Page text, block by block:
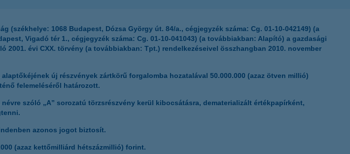
K&H SZÉP Kártya
1068 Budapest, Dózsa György út. 84/a., cégjegyzék száma: Cg. 01-10-042149) (a
Vigadó tér 1., cégjegyzék száma: Cg. 01-10-041043) (a továbbiakban: Alapító) a gazdasági
évi CXX. törvény (a továbbiakban: Tpt.) rendelkezéseivel összhangban 2010. november
új részvények zártkörű forgalomba hozatalával 50.000.000 (azaz ötven millió)
felemeléséről határozott.
szóló „A” sorozatú törzsrészvény kerül kibocsátásra, dematerializált értékpapírként,
azonos jogot biztosít.
(azaz kettőmilliárd hétszázmillió) forint.